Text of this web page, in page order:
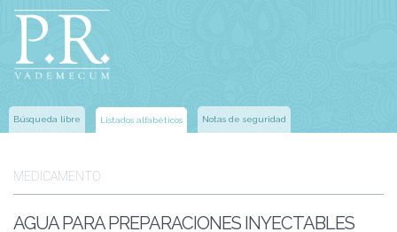
Búsqueda libre Listados alfabéticos Notas de seguridad
MEDICAMENTO
AGUA PARA PREPARACIONES INYECTABLES